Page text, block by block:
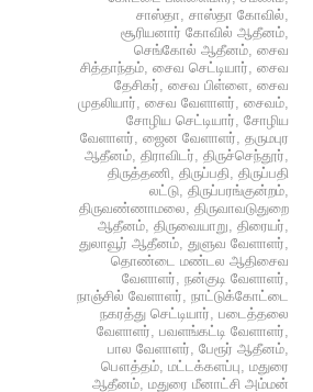
சாஸ்தா, சாஸ்தா கோவில்,
சூரியனார் கோவில் ஆதீனம்,
செங்கோல் ஆதீனம், சைவ
சித்தாந்தம், சைவ செட்டியார், சைவ
தேசிகர், சைவ பிள்ளை, சைவ
முதலியார், சைவ வேளாளர், சைவம்,
சோழிய செட்டியார், சோழிய
வேளாளர், ஜைன வேளாளர், தருமபுர
ஆதீனம், திராவிடர், திருச்செந்தூர்,
திருத்தணி, திருப்பதி, திருப்பதி
லட்டு, திருப்பரங்குன்றம்,
திருவண்ணாமலை, திருவாவடுதுறை
ஆதீனம், திருவையாறு, திரையர்,
துலாவூர் ஆதீனம், துளுவ வேளாளர்,
தொண்டை மண்டல ஆதிசைவ
வேளாளர், நன்குடி வேளாளர்,
நாஞ்சில் வேளாளர், நாட்டுக்கோட்டை
நகரத்து செட்டியார், படைத்தலை
வேளாளர், பவளங்கட்டி வேளாளர்,
பால வேளாளர், பேரூர் ஆதீனம்,
பௌத்தம், மட்டக்களப்பு, மதுரை
ஆதீனம், மதுரை மீனாட்சி அம்மன்